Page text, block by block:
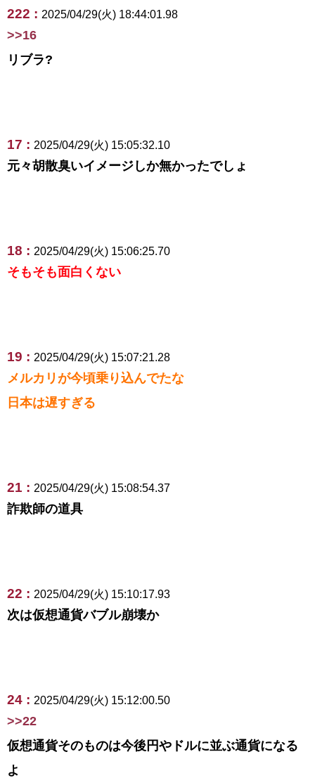
222 : 2025/04/29(火) 18:44:01.98
>>16
リブラ?
17 : 2025/04/29(火) 15:05:32.10
元々胡散臭いイメージしか無かったでしょ
18 : 2025/04/29(火) 15:06:25.70
そもそも面白くない
19 : 2025/04/29(火) 15:07:21.28
メルカリが今頃乗り込んでたな
日本は遅すぎる
21 : 2025/04/29(火) 15:08:54.37
詐欺師の道具
22 : 2025/04/29(火) 15:10:17.93
次は仮想通貨バブル崩壊か
24 : 2025/04/29(火) 15:12:00.50
>>22
仮想通貨そのものは今後円やドルに並ぶ通貨になる
よ